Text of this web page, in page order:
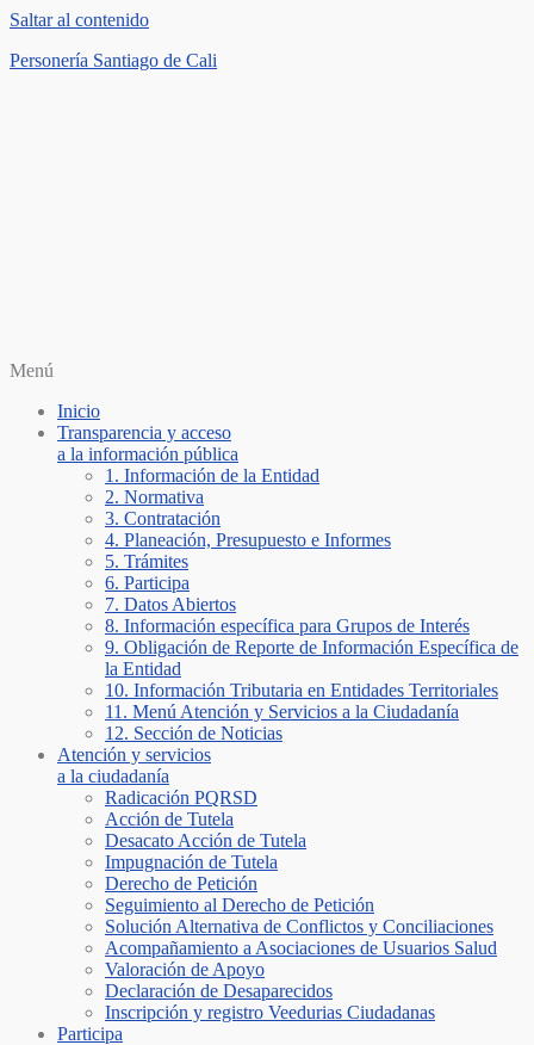
Saltar al contenido
Personería Santiago de Cali
Menú
Inicio
Transparencia y acceso
a la información pública
1. Información de la Entidad
2. Normativa
3. Contratación
4. Planeación, Presupuesto e Informes
5. Trámites
6. Participa
7. Datos Abiertos
8. Información específica para Grupos de Interés
9. Obligación de Reporte de Información Específica de
la Entidad
10. Información Tributaria en Entidades Territoriales
11. Menú Atención y Servicios a la Ciudadanía
12. Sección de Noticias
Atención y servicios
a la ciudadanía
Radicación PQRSD
Acción de Tutela
Desacato Acción de Tutela
Impugnación de Tutela
Derecho de Petición
Seguimiento al Derecho de Petición
Solución Alternativa de Conflictos y Conciliaciones
Acompañamiento a Asociaciones de Usuarios Salud
Valoración de Apoyo
Declaración de Desaparecidos
Inscripción y registro Veedurias Ciudadanas
Participa